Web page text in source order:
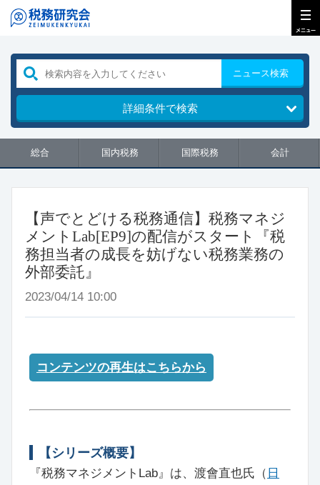
ニュース検索
詳細条件で検索
総合 国内税務 国際税務 会計
【声でとどける税務通信】税務マネジ
メントLab[EP9]の配信がスタート『税
務担当者の成長を妨げない税務業務の
外部委託』
2023/04/14 10:00
コンテンツの再生はこちらから
【シリーズ概要】
『税務マネジメントLab』は、渡會直也氏（ 日